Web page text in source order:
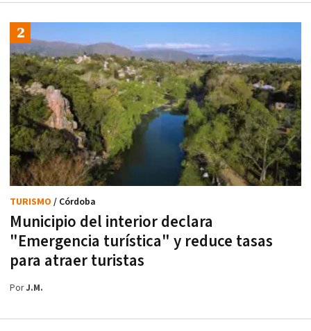
Municipio del interior declara
"Emergencia turística" y reduce tasas
para atraer turistas
TURISMO / Córdoba
PorJ.M.